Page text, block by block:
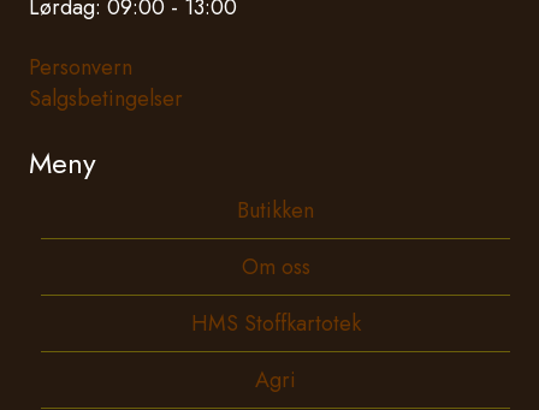
Lørdag: 09:00 - 13:00
Personvern
Salgsbetingelser
Meny
Butikken
Om oss
HMS Stoffkartotek
Agri